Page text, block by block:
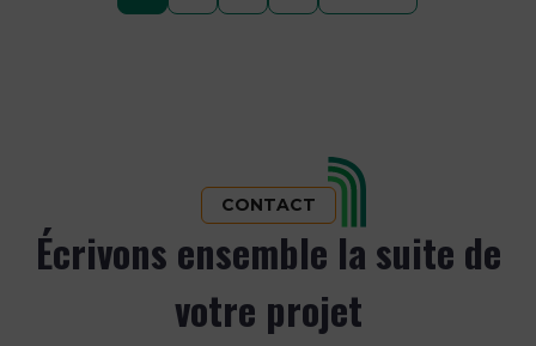
CONTACT
Écrivons ensemble la suite de
votre projet